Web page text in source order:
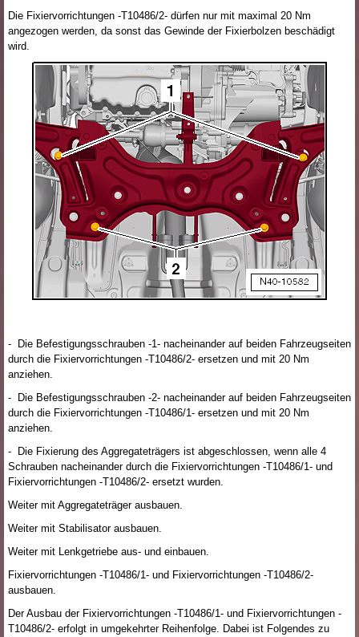
Die Fixiervorrichtungen -T10486/2- dürfen nur mit maximal 20 Nm
angezogen werden, da sonst das Gewinde der Fixierbolzen beschädigt
wird.
- Die Befestigungsschrauben -1- nacheinander auf beiden Fahrzeugseiten
durch die Fixiervorrichtungen -T10486/2- ersetzen und mit 20 Nm
anziehen.
- Die Befestigungsschrauben -2- nacheinander auf beiden Fahrzeugseiten
durch die Fixiervorrichtungen -T10486/1- ersetzen und mit 20 Nm
anziehen.
- Die Fixierung des Aggregateträgers ist abgeschlossen, wenn alle 4
Schrauben nacheinander durch die Fixiervorrichtungen -T10486/1- und
Fixiervorrichtungen -T10486/2- ersetzt wurden.
Weiter mit Aggregateträger ausbauen.
Weiter mit Stabilisator ausbauen.
Weiter mit Lenkgetriebe aus- und einbauen.
Fixiervorrichtungen -T10486/1- und Fixiervorrichtungen -T10486/2-
ausbauen.
Der Ausbau der Fixiervorrichtungen -T10486/1- und Fixiervorrichtungen -
T10486/2- erfolgt in umgekehrter Reihenfolge. Dabei ist Folgendes zu